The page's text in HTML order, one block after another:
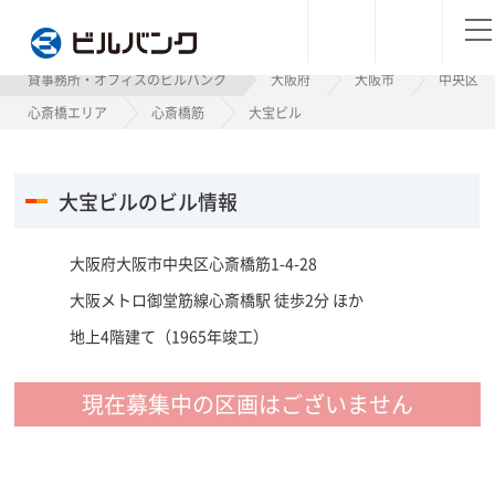
ビルバンク
貸事務所・オフィスのビルバンク 大阪府 大阪市
中央区
心斎橋エリア
心斎橋筋 大宝ビル
大宝ビルのビル情報
大阪府大阪市中央区心斎橋筋1-4-28
大阪メトロ御堂筋線心斎橋駅 徒歩2分 ほか
地上4階建て（1965年竣工）
現在募集中の区画はございません